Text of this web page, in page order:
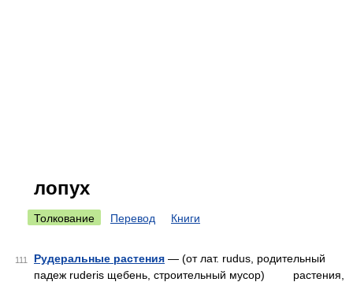
лопух
Толкование Перевод Книги
111 Рудеральные растения — (от лат. rudus, родительный
падеж ruderis щебень, строительный мусор) растения,